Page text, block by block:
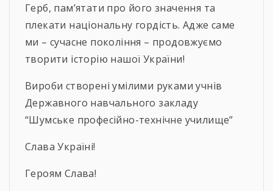
Герб, пам’ятати про його значення та
плекати національну гордість. Адже саме
ми – сучасне покоління – продовжуємо
творити історію нашої України!
Вироби створені умілими руками учнів
Державного навчального закладу
“Шумське професійно-технічне училище”
Слава Україні!
Героям Слава!